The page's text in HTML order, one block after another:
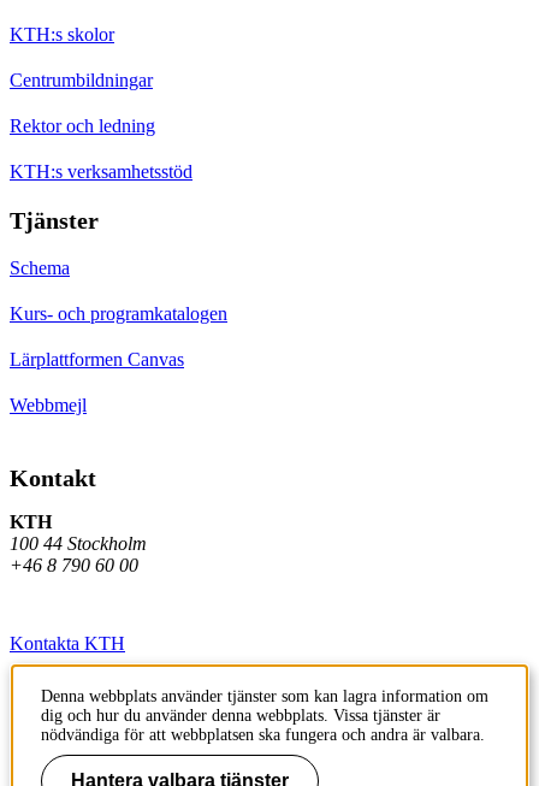
KTH:s skolor
Centrumbildningar
Rektor och ledning
KTH:s verksamhetsstöd
Tjänster
Schema
Kurs- och programkatalogen
Lärplattformen Canvas
Webbmejl
Kontakt
KTH
100 44 Stockholm
+46 8 790 60 00
Kontakta KTH
Jobba på KTH
Press och media
Faktura och betalning KTH
Denna webbplats använder tjänster som kan lagra information om
dig och hur du använder denna webbplats. Vissa tjänster är
nödvändiga för att webbplatsen ska fungera och andra är valbara.
Hantera valbara tjänster